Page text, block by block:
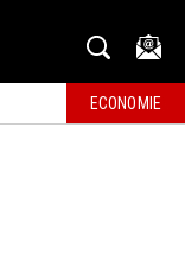
ECONOMIE